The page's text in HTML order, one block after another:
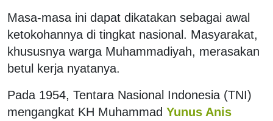
Masa-masa ini dapat dikatakan sebagai awal
ketokohannya di tingkat nasional. Masyarakat,
khususnya warga Muhammadiyah, merasakan
betul kerja nyatanya.
Pada 1954, Tentara Nasional Indonesia (TNI)
mengangkat KH Muhammad Yunus Anis